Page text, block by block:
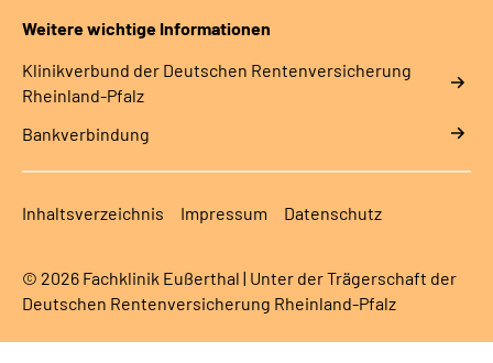
Weitere wichtige Informationen
Klinikverbund der Deutschen Rentenversicherung
Rheinland-Pfalz
Bankverbindung
Inhaltsverzeichnis Impressum Datenschutz
© 2026 Fachklinik Eußerthal | Unter der Trägerschaft der
Deutschen Rentenversicherung Rheinland-Pfalz